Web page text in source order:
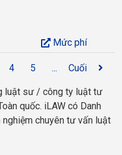
Mức phí
4 5 ... Cuối
luật sư / công ty luật tư
quốc. iLAW có Danh
chuyên tư vấn luật